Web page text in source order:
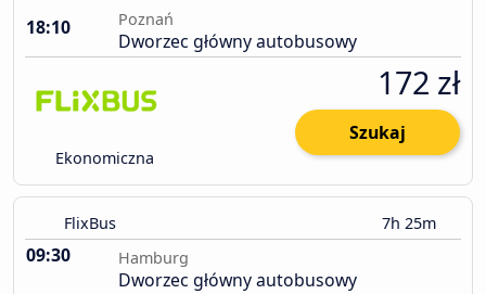
18:10
Poznań
Dworzec główny autobusowy
Ekonomiczna
172 zł
Szukaj
FlixBus 7h 25m
09:30 Hamburg
Dworzec główny autobusowy